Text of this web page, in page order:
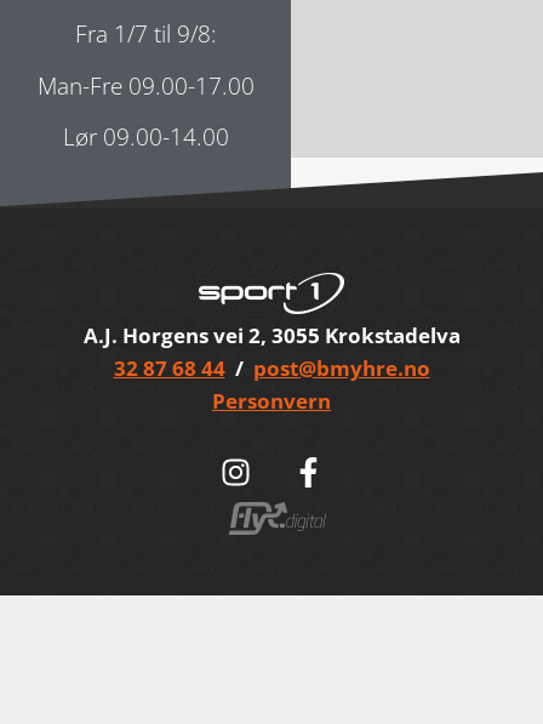
Fra 1/7 til 9/8:
Man-Fre 09.00-17.00
Lør 09.00-14.00
A.J. Horgens vei 2, 3055 Krokstadelva
32 87 68 44/ post@bmyhre.no
Personvern